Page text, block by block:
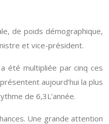
de poids démographique,
et vice-président.
été multipliée par cinq ces
aujourd’hui la plus
de 6,3L’année.
Une grande attention